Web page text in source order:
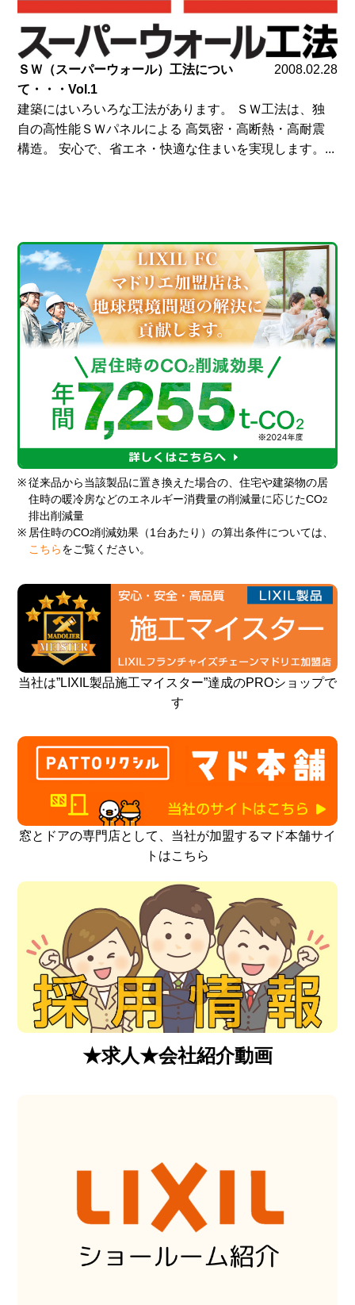
ＳＷ（スーパーウォール）工法につい
て・・・Vol.1
2008.02.28
建築にはいろいろな工法があります。 ＳＷ工法は、独
自の高性能ＳＷパネルによる 高気密・高断熱・高耐震
構造。 安心で、省エネ・快適な住まいを実現します。...
※ 従来品から当該製品に置き換えた場合の、住宅や建築物の居
住時の暖冷房などのエネルギー消費量の削減量に応じたCO2
排出削減量
※ 居住時のCO2削減効果（1台あたり）の算出条件については、
こちら をご覧ください。
当社は”LIXIL製品施工マイスター”達成のPROショップで
す
窓とドアの専門店として、当社が加盟するマド本舗サイ
トはこちら
★求人★会社紹介動画